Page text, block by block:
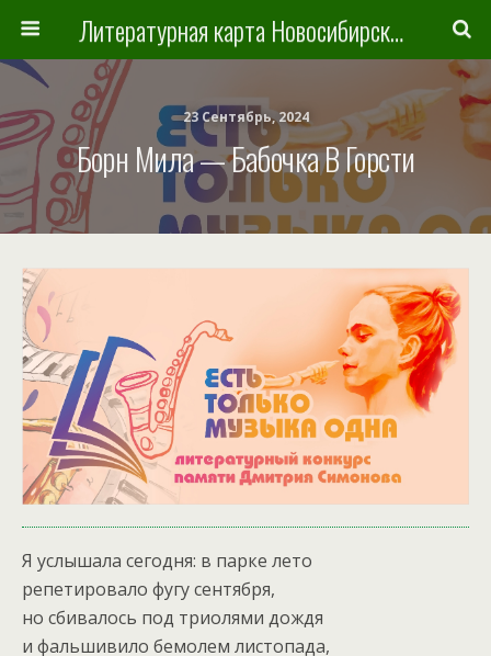
Литературная карта Новосибирска и Новосибирской области
23 Сентябрь, 2024
Борн Мила — Бабочка В Горсти
Я услышала сегодня: в парке лето
репетировало фугу сентября,
но сбивалось под триолями дождя
и фальшивило бемолем листопада,